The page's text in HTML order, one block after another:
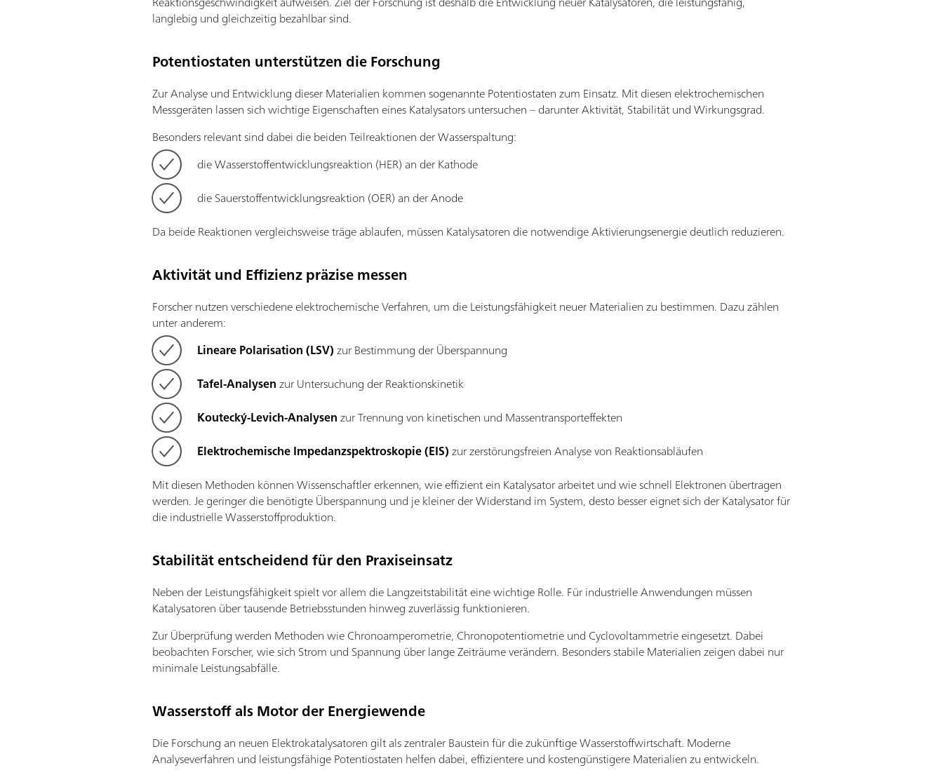
langlebig und gleichzeitig bezahlbar sind.
Potentiostaten unterstützen die Forschung
Zur Analyse und Entwicklung dieser Materialien kommen sogenannte Potentiostaten zum Einsatz. Mit diesen elektrochemischen
Messgeräten lassen sich wichtige Eigenschaften eines Katalysators untersuchen – darunter Aktivität, Stabilität und Wirkungsgrad.
Besonders relevant sind dabei die beiden Teilreaktionen der Wasserspaltung:
die Wasserstoffentwicklungsreaktion (HER) an der Kathode
die Sauerstoffentwicklungsreaktion (OER) an der Anode
Da beide Reaktionen vergleichsweise träge ablaufen, müssen Katalysatoren die notwendige Aktivierungsenergie deutlich reduzieren.
Aktivität und Effizienz präzise messen
Forscher nutzen verschiedene elektrochemische Verfahren, um die Leistungsfähigkeit neuer Materialien zu bestimmen. Dazu zählen
unter anderem:
Lineare Polarisation (LSV)zur Bestimmung der Überspannung
Tafel-Analysenzur Untersuchung der Reaktionskinetik
Koutecký-Levich-Analysenzur Trennung von kinetischen und Massentransporteffekten
Elektrochemische Impedanzspektroskopie (EIS)zur zerstörungsfreien Analyse von Reaktionsabläufen
Mit diesen Methoden können Wissenschaftler erkennen, wie effizient ein Katalysator arbeitet und wie schnell Elektronen übertragen
werden. Je geringer die benötigte Überspannung und je kleiner der Widerstand im System, desto besser eignet sich der Katalysator für
die industrielle Wasserstoffproduktion.
Stabilität entscheidend für den Praxiseinsatz
Neben der Leistungsfähigkeit spielt vor allem die Langzeitstabilität eine wichtige Rolle. Für industrielle Anwendungen müssen
Katalysatoren über tausende Betriebsstunden hinweg zuverlässig funktionieren.
Zur Überprüfung werden Methoden wie Chronoamperometrie, Chronopotentiometrie und Cyclovoltammetrie eingesetzt. Dabei
beobachten Forscher, wie sich Strom und Spannung über lange Zeiträume verändern. Besonders stabile Materialien zeigen dabei nur
minimale Leistungsabfälle.
Wasserstoff als Motor der Energiewende
Die Forschung an neuen Elektrokatalysatoren gilt als zentraler Baustein für die zukünftige Wasserstoffwirtschaft. Moderne
Analyseverfahren und leistungsfähige Potentiostaten helfen dabei, effizientere und kostengünstigere Materialien zu entwickeln.